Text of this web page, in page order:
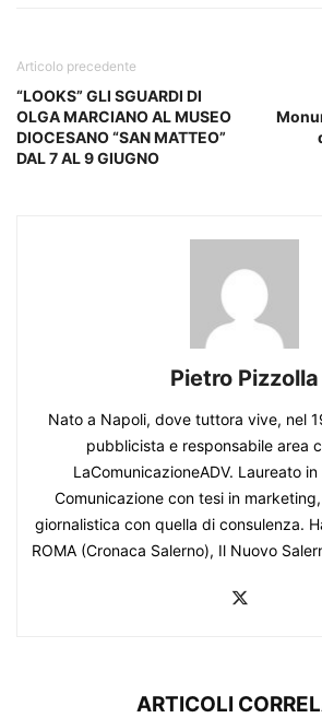
Articolo precedente
“LOOKS” GLI SGUARDI DI
OLGA MARCIANO AL MUSEO
DIOCESANO “SAN MATTEO”
DAL 7 AL 9 GIUGNO
Pietro Pizzolla
Nato a Napoli, dove tuttora vive, nel
pubblicista e responsabile area
LaComunicazioneADV. Laureato
Comunicazione con tesi in
giornalistica con quella di consulenza.
ROMA (Cronaca Salerno), Il Nuovo
ARTICOLI